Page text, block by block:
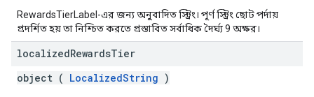
RewardsTierLabel-এর জন্য অনুবাদিত স্ট্রিং। পূর্ণ স্ট্রিং ছোট পর্দায়
প্রদর্শিত হয় তা নিশ্চিত করতে প্রস্তাবিত সর্বাধিক দৈর্ঘ্য 9 অক্ষর।
localizedRewardsTier
object ( LocalizedString )